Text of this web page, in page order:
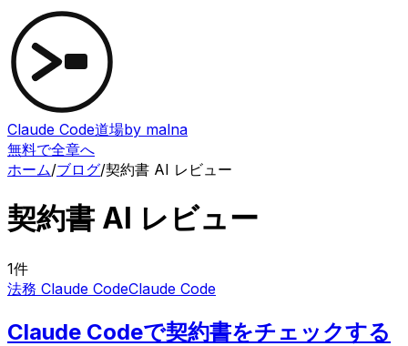
Claude Code道場by malna
無料で全章へ
ホーム/ブログ/契約書 AI レビュー
契約書 AI レビュー
1件
法務 Claude CodeClaude Code
Claude Codeで契約書をチェックする